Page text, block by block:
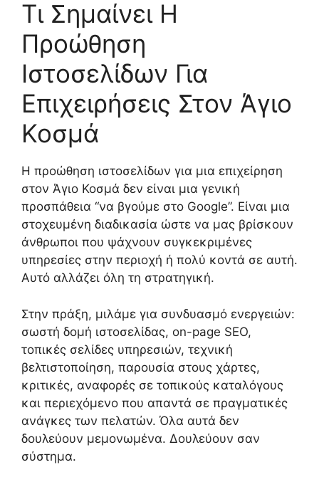
Τι Σημαίνει Η
Προώθηση
Ιστοσελίδων Για
Επιχειρήσεις Στον Άγιο
Κοσμά
Η προώθηση ιστοσελίδων για μια επιχείρηση
στον Άγιο Κοσμά δεν είναι μια γενική
προσπάθεια “να βγούμε στο Google”. Είναι μια
στοχευμένη διαδικασία ώστε να μας βρίσκουν
άνθρωποι που ψάχνουν συγκεκριμένες
υπηρεσίες στην περιοχή ή πολύ κοντά σε αυτή.
Αυτό αλλάζει όλη τη στρατηγική.
Στην πράξη, μιλάμε για συνδυασμό ενεργειών:
σωστή δομή ιστοσελίδας, on-page SEO,
τοπικές σελίδες υπηρεσιών, τεχνική
βελτιστοποίηση, παρουσία στους χάρτες,
κριτικές, αναφορές σε τοπικούς καταλόγους
και περιεχόμενο που απαντά σε πραγματικές
ανάγκες των πελατών. Όλα αυτά δεν
δουλεύουν μεμονωμένα. Δουλεύουν σαν
σύστημα.